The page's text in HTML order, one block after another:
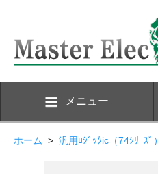
メニュー
ホーム > 汎用ﾛｼﾞｯｸic（74ｼﾘｰｽﾞ）